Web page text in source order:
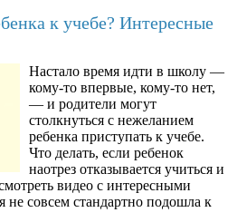
к учебе? Интересные
Настало время идти в школу —
кому-то впервые, кому-то нет,
— и родители могут
столкнуться с нежеланием
ребенка приступать к учебе.
Что делать, если ребенок
наотрез отказывается учиться и
видео с интересными
не совсем стандартно подошла к